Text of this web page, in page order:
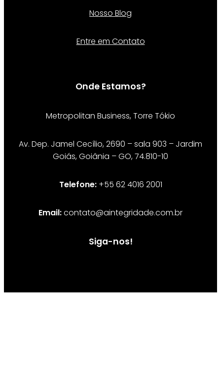
Nosso Blog
Entre em Contato
Onde Estamos?
Metropolitan Business, Torre Tókio
Av. Dep. Jamel Cecílio, 2690 – sala 903 – Jardim
Goiás, Goiânia – GO, 74.810-10
Telefone:+55 62 4016 2001
Email:contato@aintegridade.com.br
Siga-nos!